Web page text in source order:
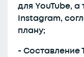
для YouTube, а
Instagram,
плану;
- Составление